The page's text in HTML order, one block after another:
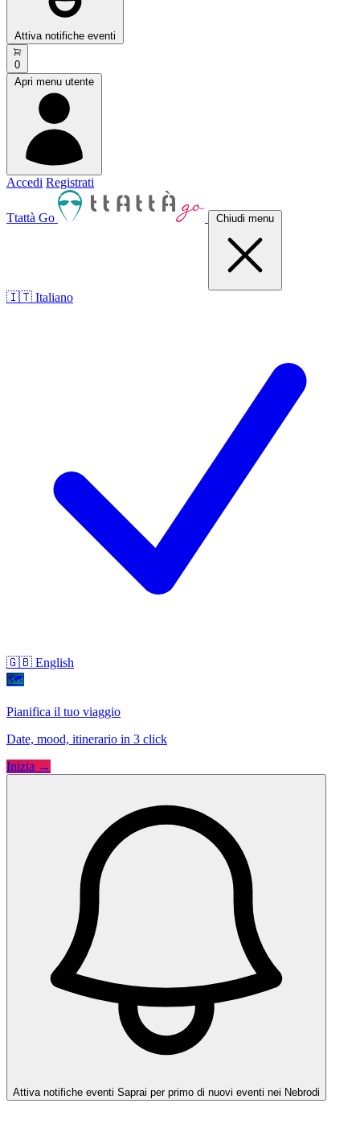
Attiva notifiche eventi
0
Apri menu utente
Accedi Registrati
Ttattà Go Chiudi menu
🇮🇹 Italiano
🇬🇧 English
🗺
Pianifica il tuo viaggio
Date, mood, itinerario in 3 click
Inizia →
Attiva notifiche eventi Saprai per primo di nuovi eventi nei Nebrodi